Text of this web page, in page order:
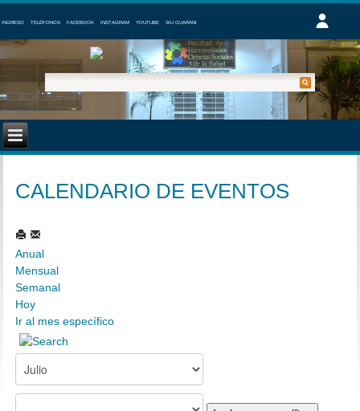
INGRESO TELÉFONOS FACEBOOK INSTAGRAM YOUTUBE SIU GUARANI
CALENDARIO DE EVENTOS
Anual
Mensual
Semanal
Hoy
Ir al mes específico